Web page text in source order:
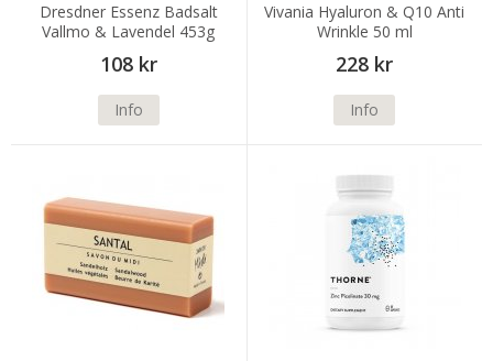
Dresdner Essenz Badsalt
Vallmo & Lavendel 453g
108 kr
Info
Vivania Hyaluron & Q10 Anti
Wrinkle 50 ml
228 kr
Info